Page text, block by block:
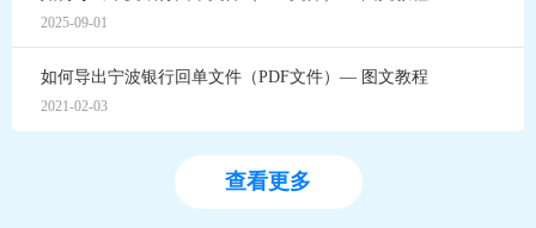
2025-09-01
如何导出宁波银行回单文件（PDF文件）— 图文教程
2021-02-03
查看更多